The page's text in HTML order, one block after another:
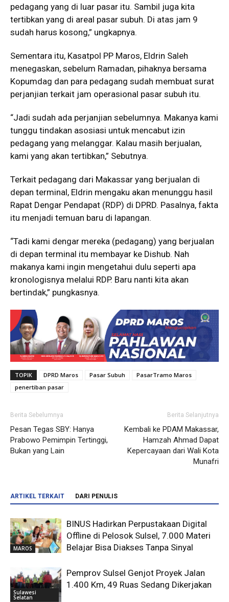
pedagang yang di luar pasar itu. Sambil juga kita
tertibkan yang di areal pasar subuh. Di atas jam 9
sudah harus kosong,” ungkapnya.
Sementara itu, Kasatpol PP Maros, Eldrin Saleh
menegaskan, sebelum Ramadan, pihaknya bersama
Kopumdag dan para pedagang sudah membuat surat
perjanjian terkait jam operasional pasar subuh itu.
“Jadi sudah ada perjanjian sebelumnya. Makanya kami
tunggu tindakan asosiasi untuk mencabut izin
pedagang yang melanggar. Kalau masih berjualan,
kami yang akan tertibkan,” Sebutnya.
Terkait pedagang dari Makassar yang berjualan di
depan terminal, Eldrin mengaku akan menunggu hasil
Rapat Dengar Pendapat (RDP) di DPRD. Pasalnya, fakta
itu menjadi temuan baru di lapangan.
“Tadi kami dengar mereka (pedagang) yang berjualan
di depan terminal itu membayar ke Dishub. Nah
makanya kami ingin mengetahui dulu seperti apa
kronologisnya melalui RDP. Baru nanti kita akan
bertindak,” pungkasnya.
TOPIK DPRD Maros Pasar Subuh
PasarTramo Maros
penertiban pasar
Berita Sebelumnya
Pesan Tegas SBY: Hanya
Prabowo Pemimpin Tertinggi,
Bukan yang Lain
Berita Selanjutnya
Kembali ke PDAM Makassar,
Hamzah Ahmad Dapat
Kepercayaan dari Wali Kota
Munafri
ARTIKEL TERKAIT DARI PENULIS
MAROS
BINUS Hadirkan Perpustakaan Digital
Offline di Pelosok Sulsel, 7.000 Materi
Belajar Bisa Diakses Tanpa Sinyal
Sulawesi
Selatan
Pemprov Sulsel Genjot Proyek Jalan
1.400 Km, 49 Ruas Sedang Dikerjakan